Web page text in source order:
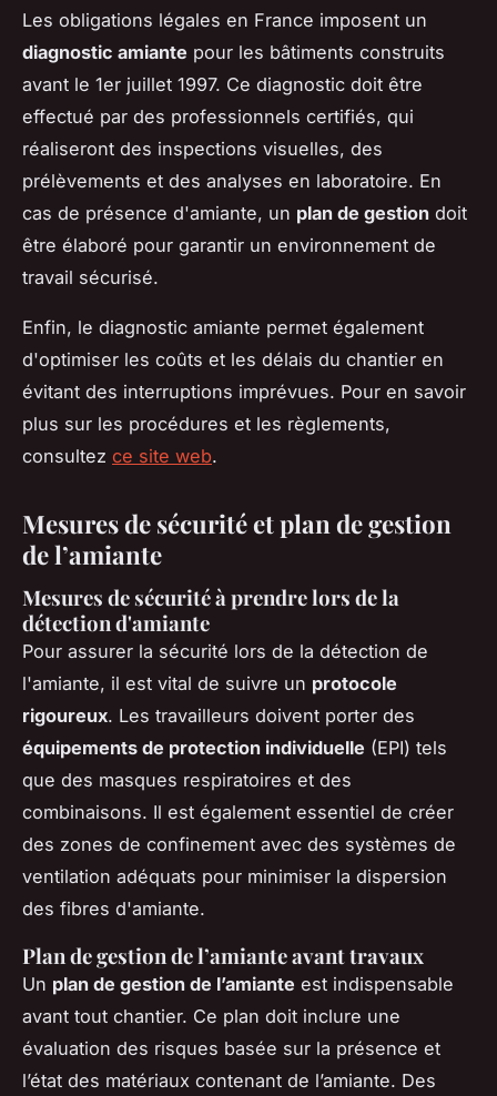
Les obligations légales en France imposent un
diagnostic amiante pour les bâtiments construits
avant le 1er juillet 1997. Ce diagnostic doit être
effectué par des professionnels certifiés, qui
réaliseront des inspections visuelles, des
prélèvements et des analyses en laboratoire. En
cas de présence d'amiante, un plan de gestion doit
être élaboré pour garantir un environnement de
travail sécurisé.
Enfin, le diagnostic amiante permet également
d'optimiser les coûts et les délais du chantier en
évitant des interruptions imprévues. Pour en savoir
plus sur les procédures et les règlements,
consultez ce site web.
Mesures de sécurité et plan de gestion
de l’amiante
Mesures de sécurité à prendre lors de la
détection d'amiante
Pour assurer la sécurité lors de la détection de
l'amiante, il est vital de suivre un protocole
rigoureux. Les travailleurs doivent porter des
équipements de protection individuelle (EPI) tels
que des masques respiratoires et des
combinaisons. Il est également essentiel de créer
des zones de confinement avec des systèmes de
ventilation adéquats pour minimiser la dispersion
des fibres d'amiante.
Plan de gestion de l’amiante avant travaux
Un plan de gestion de l’amiante est indispensable
avant tout chantier. Ce plan doit inclure une
évaluation des risques basée sur la présence et
l’état des matériaux contenant de l’amiante. Des